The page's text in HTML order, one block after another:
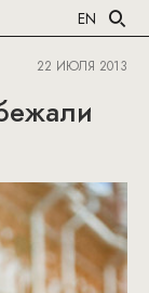
EN
22 ИЮЛЯ 2013